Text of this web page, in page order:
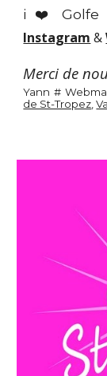
i ❤️ Golfe
Instagram &
Merci de
Yann #
de St-Tropez ,